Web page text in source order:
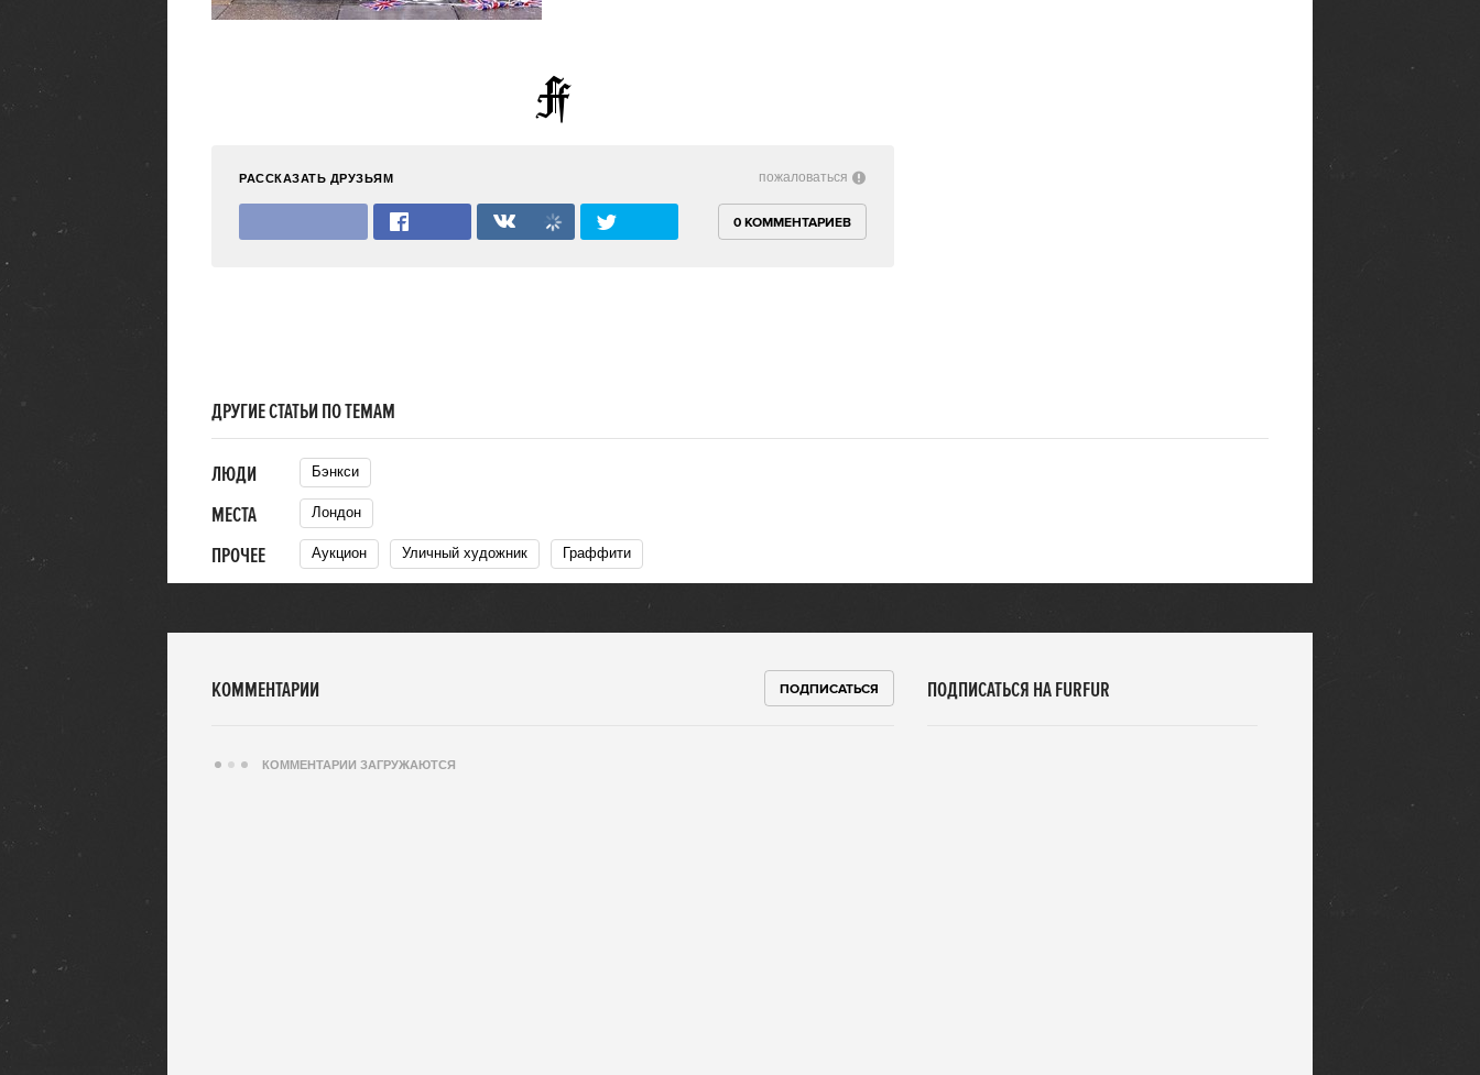
РАССКАЗАТЬ ДРУЗЬЯМ
0 КОММЕНТАРИЕВ
пожаловаться
ДРУГИЕ СТАТЬИ ПО ТЕМАМ
ЛЮДИ Бэнкси
МЕСТА Лондон
ПРОЧЕЕ Аукцион Уличный художник Граффити
КОММЕНТАРИИ ПОДПИСАТЬСЯ
КОММЕНТАРИИ ЗАГРУЖАЮТСЯ
ПОДПИСАТЬСЯ НА FURFUR